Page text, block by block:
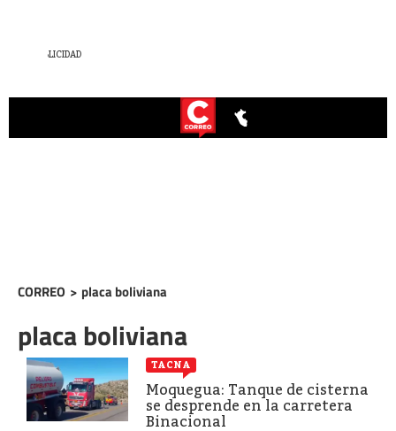
CORREO > placa boliviana
placa boliviana
TACNA
Moquegua: Tanque de cisterna
se desprende en la carretera
Binacional